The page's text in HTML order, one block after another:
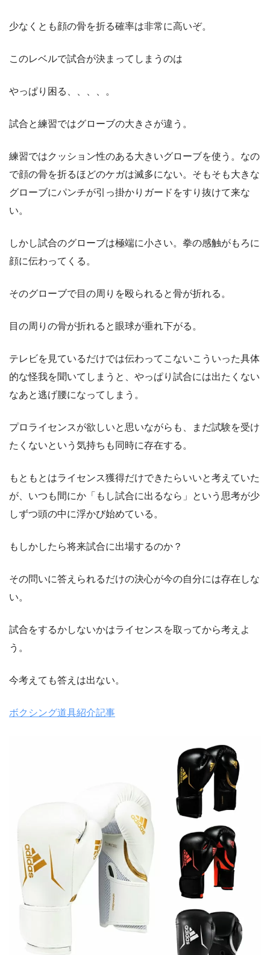
少なくとも顔の骨を折る確率は非常に高いぞ。
このレベルで試合が決まってしまうのは
やっぱり困る、、、、。
試合と練習ではグローブの大きさが違う。
練習ではクッション性のある大きいグローブを使う。なの
で顔の骨を折るほどのケガは滅多にない。そもそも大きな
グローブにパンチが引っ掛かりガードをすり抜けて来な
い。
しかし試合のグローブは極端に小さい。拳の感触がもろに
顔に伝わってくる。
そのグローブで目の周りを殴られると骨が折れる。
目の周りの骨が折れると眼球が垂れ下がる。
テレビを見ているだけでは伝わってこないこういった具体
的な怪我を聞いてしまうと、やっぱり試合には出たくない
なあと逃げ腰になってしまう。
プロライセンスが欲しいと思いながらも、まだ試験を受け
たくないという気持ちも同時に存在する。
もともとはライセンス獲得だけできたらいいと考えていた
が、いつも間にか「もし試合に出るなら」という思考が少
しずつ頭の中に浮かび始めている。
もしかしたら将来試合に出場するのか？
その問いに答えられるだけの決心が今の自分には存在しな
い。
試合をするかしないかはライセンスを取ってから考えよ
う。
今考えても答えは出ない。
ボクシング道具紹介記事